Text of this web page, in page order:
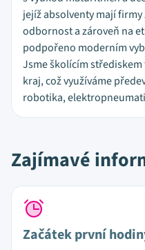
jejíž absolventy mají firmy
odbornost a zároveň na
podpořeno moderním
Jsme školícím
kraj, což využíváme
robotika,
Zajímavé
Začátek první